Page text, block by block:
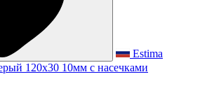
Estima
120x30 10мм с насечками